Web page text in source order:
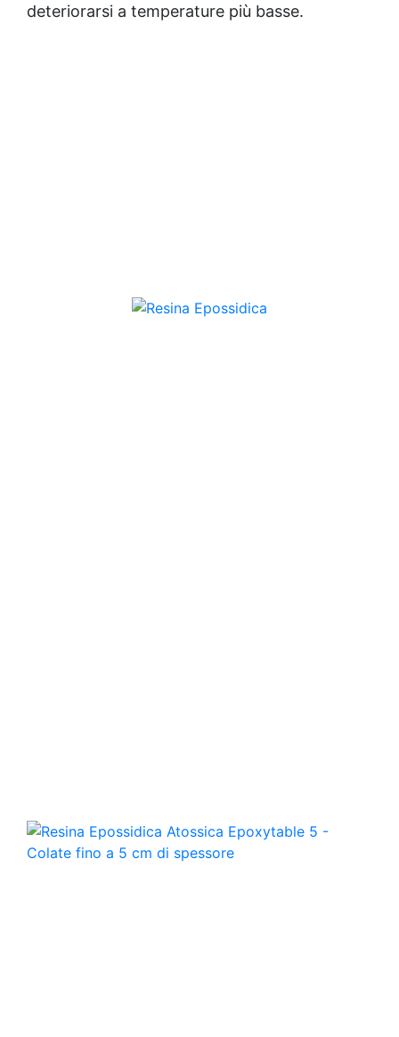
deteriorarsi a temperature più basse.